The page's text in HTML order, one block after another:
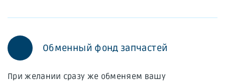
Обменный фонд запчастей
При желании сразу же обменяем вашу